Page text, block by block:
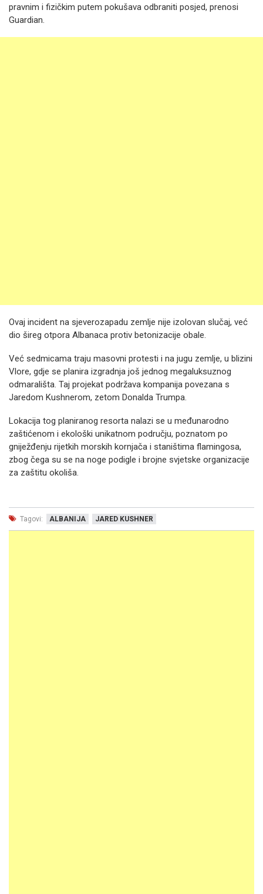
pravnim i fizičkim putem pokušava odbraniti posjed, prenosi
Guardian.
Ovaj incident na sjeverozapadu zemlje nije izolovan slučaj, već
dio šireg otpora Albanaca protiv betonizacije obale.
Već sedmicama traju masovni protesti i na jugu zemlje, u blizini
Vlore, gdje se planira izgradnja još jednog megaluksuznog
odmarališta. Taj projekat podržava kompanija povezana s
Jaredom Kushnerom, zetom Donalda Trumpa.
Lokacija tog planiranog resorta nalazi se u međunarodno
zaštićenom i ekološki unikatnom području, poznatom po
gniježđenju rijetkih morskih kornjača i staništima flamingosa,
zbog čega su se na noge podigle i brojne svjetske organizacije
za zaštitu okoliša.
Tagovi: ALBANIJA JARED KUSHNER